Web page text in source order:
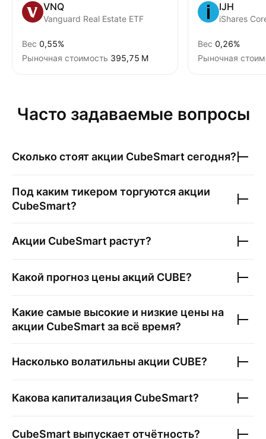
VNQ
Vanguard Real Estate ETF
Вес 0,55%
Рыночная стоимость ‪395,75 M‬
IJH
iShares
Вес 0,26%
Рыночная
Часто задаваемые вопросы
Сколько стоят акции CubeSmart сегодня?
Под каким тикером торгуются акции
CubeSmart?
Акции CubeSmart растут?
Какой прогноз цены акций CUBE?
Какие самые высокие и низкие цены на
акции CubeSmart за всё время?
Насколько волатильны акции CUBE?
Какова капитализация CubeSmart?
CubeSmart выпускает отчётность?